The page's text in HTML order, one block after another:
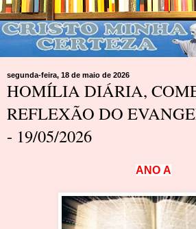
segunda-feira, 18 de maio de 2026
HOMÍLIA DIÁRIA,
REFLEXÃO DO
- 19/05/2026
A NO A